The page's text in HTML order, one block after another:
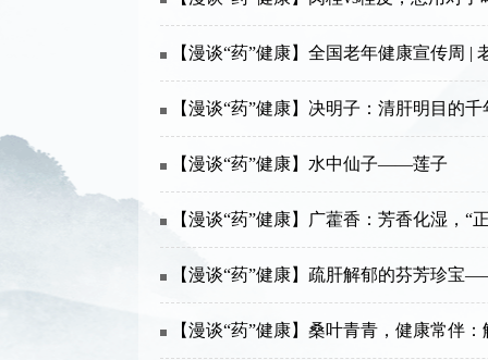
【漫谈“药”健康】全国老年健康宣传周 |
【漫谈“药”健康】决明子：清肝明目的千
【漫谈“药”健康】水中仙子——莲子
【漫谈“药”健康】广藿香：芳香化湿，“
【漫谈“药”健康】疏肝解郁的芬芳珍宝
【漫谈“药”健康】桑叶青青，健康常伴